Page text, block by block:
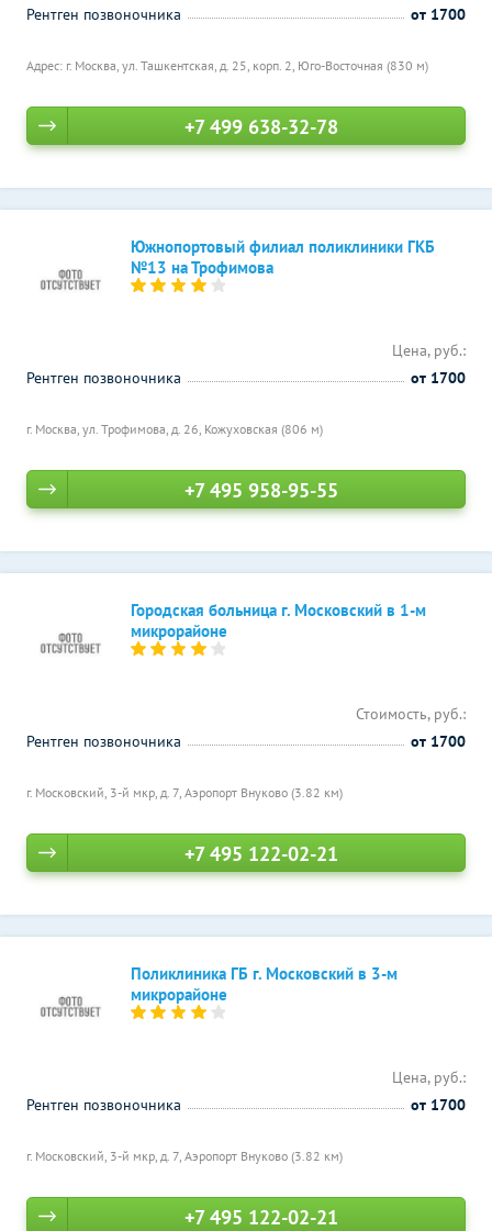
Адрес: г. Москва, ул. Ташкентская, д. 25, корп. 2, Юго-Восточная (830 м)
Рентген позвоночника
от 1700
+7 499 638-32-78
Южнопортовый филиал поликлиники ГКБ
№13 на Трофимова
г. Москва, ул. Трофимова, д. 26, Кожуховская (806 м)
Цена, руб.:
Рентген позвоночника
от 1700
+7 495 958-95-55
Городская больница г. Московский в 1-м
микрорайоне
г. Московский, 3-й мкр, д. 7, Аэропорт Внуково (3.82 км)
Стоимость, руб.:
Рентген позвоночника
от 1700
+7 495 122-02-21
Поликлиника ГБ г. Московский в 3-м
микрорайоне
г. Московский, 3-й мкр, д. 7, Аэропорт Внуково (3.82 км)
Цена, руб.:
Рентген позвоночника
от 1700
+7 495 122-02-21